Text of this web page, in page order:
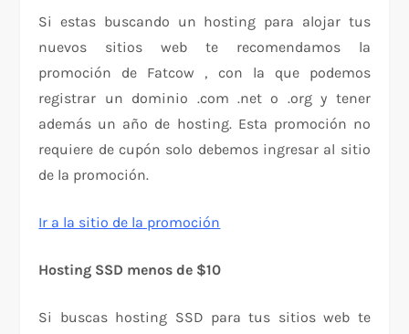
Si estas buscando un hosting para alojar tus
nuevos sitios web te recomendamos la
promoción de Fatcow , con la que podemos
registrar un dominio .com .net o .org y tener
además un año de hosting. Esta promoción no
requiere de cupón solo debemos ingresar al sitio
de la promoción.
Ir a la sitio de la promoción
Hosting SSD menos de $10
Si buscas hosting SSD para tus sitios web te